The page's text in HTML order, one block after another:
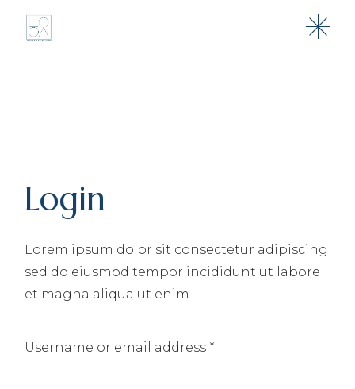
content
Login
Lorem ipsum dolor sit consectetur adipiscing
sed do eiusmod tempor incididunt ut labore
et magna aliqua ut enim.